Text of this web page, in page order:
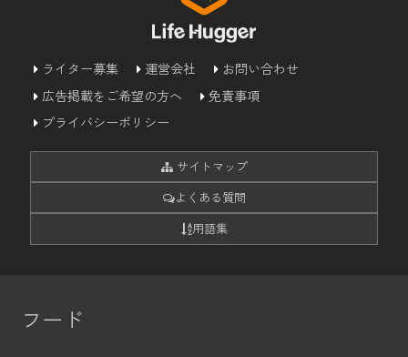
ライター募集 運営会社
お問い合わせ
広告掲載をご希望の方へ
免責事項
プライバシーポリシー
サイトマップ
よくある質問
用語集
フード